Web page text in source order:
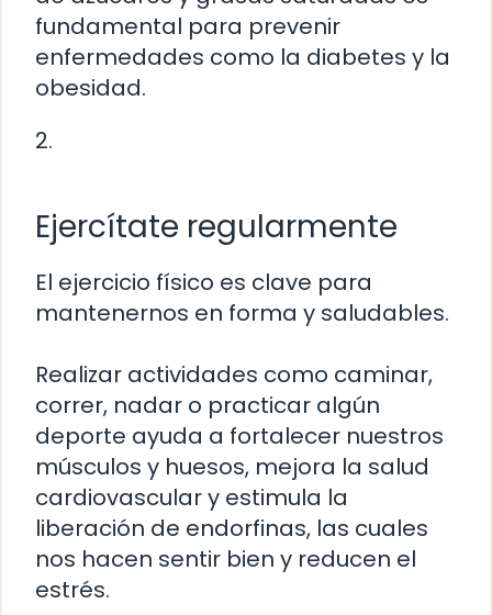
fundamental para prevenir
enfermedades como la diabetes y la
obesidad.
2.
Ejercítate regularmente
El ejercicio físico es clave para
mantenernos en forma y saludables.
Realizar actividades como caminar,
correr, nadar o practicar algún
deporte ayuda a fortalecer nuestros
músculos y huesos, mejora la salud
cardiovascular y estimula la
liberación de endorfinas, las cuales
nos hacen sentir bien y reducen el
estrés.